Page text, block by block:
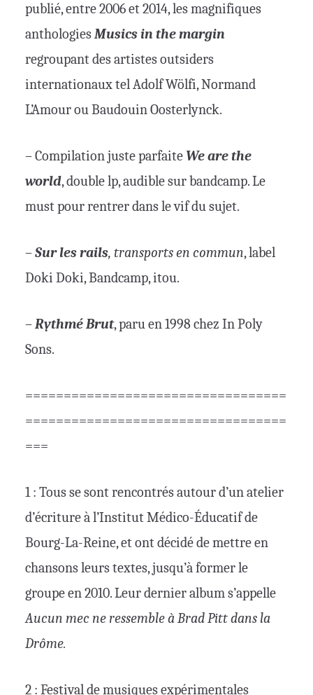
publié, entre 2006 et 2014, les magnifiques
anthologiesMusics in the margin
regroupant des artistes outsiders
internationaux tel Adolf Wölfi, Normand
L’Amour ou Baudouin Oosterlynck.
– Compilation juste parfaite We are the
world, double lp, audible sur bandcamp.Le
must pour rentrer dans le vif du sujet.
–Sur les rails, transports en commun, label
Doki Doki, Bandcamp, itou.
–Rythmé Brut, paru en 1998 chez In Poly
Sons.
==================================
==================================
===
1 : Tous se sont rencontrés autour d’un atelier
d’écriture à l’Institut Médico-Éducatif de
Bourg-La-Reine, et ont décidé de mettre en
chansons leurs textes, jusqu’à former le
groupe en 2010. Leur dernier album s’appelle
Aucun mec ne ressemble à Brad Pitt dans la
Drôme.
2 : Festival de musiques expérimentales